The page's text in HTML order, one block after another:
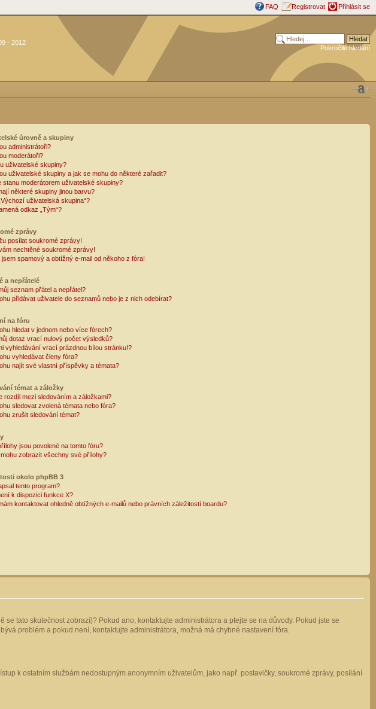
FAQ Registrovat Přihlásit se
- 2012
Pokročilé hledání
úrovně a skupiny
administrátoři?
moderátoři?
uživatelské skupiny?
uživatelské skupiny a jak se mohu do některé zařadit?
stanu moderátorem uživatelské skupiny?
některé skupiny jinou barvu?
uživatelská skupina“?
odkaz „Tým“?
zprávy
posílat soukromé zprávy!
nechtěné soukromé zprávy!
jsem spamový a obtížný e-mail od někoho z fóra!
a nepřátelé
seznam přátel a nepřátel?
přidávat uživatele do seznamů nebo je z nich odebírat?
na fóru
hledat v jednom nebo více fórech?
dotaz vrací nulový počet výsledků?
vyhledávání vrací prázdnou bílou stránku!?
vyhledávat členy fóra?
najít své vlastní příspěvky a témata?
témat a záložky
rozdíl mezi sledováním a záložkami?
sledovat zvolená témata nebo fóra?
zrušit sledování témat?
jsou povolené na tomto fóru?
zobrazit všechny své přílohy?
okolo phpBB 3
tento program?
k dispozici funkce X?
kontaktovat ohledně obtížných e-mailů nebo právních záležitostí boardu?
tato skutečnost zobrazí)? Pokud ano, kontaktujte administrátora a ptejte se na důvody. Pokud jste se
problém a pokud není, kontaktujte administrátora, možná má chybné nastavení fóra.
k ostatním službám nedostupným anonymním uživatelům, jako např. postavičky, soukromé zprávy, posílání